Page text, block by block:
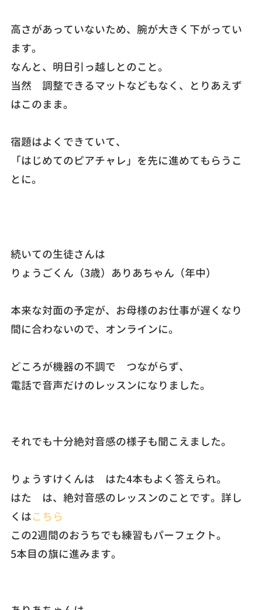
高さがあっていないため、腕が大きく下がってい
ます。
なんと、明日引っ越しとのこと。
当然 調整できるマットなどもなく、とりあえず
はこのまま。
宿題はよくできていて、
「はじめてのピアチャレ」を先に進めてもらうこ
とに。
続いての生徒さんは
りょうごくん（3歳）ありあちゃん（年中）
本来な対面の予定が、お母様のお仕事が遅くなり
間に合わないので、オンラインに。
どころが機器の不調で つながらず、
電話で音声だけのレッスンになりました。
それでも十分絶対音感の様子も聞こえました。
りょうすけくんは はた4本もよく答えられ。
はた は、絶対音感のレッスンのことです。詳し
くはこちら
この2週間のおうちでも練習もパーフェクト。
5本目の旗に進みます。